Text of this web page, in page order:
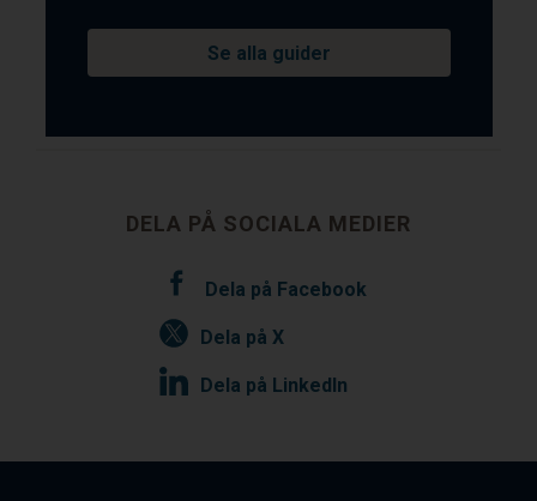
Se alla guider
DELA PÅ SOCIALA MEDIER
Dela på Facebook
Dela på X
Dela på LinkedIn